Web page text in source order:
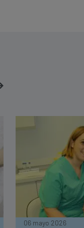
06 mayo 2026